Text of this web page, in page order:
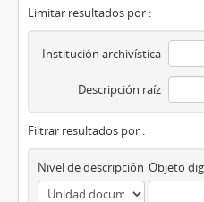
Limitar resultados por :
Institución archivística
Descripción raíz
Filtrar resultados por :
Nivel de descripción